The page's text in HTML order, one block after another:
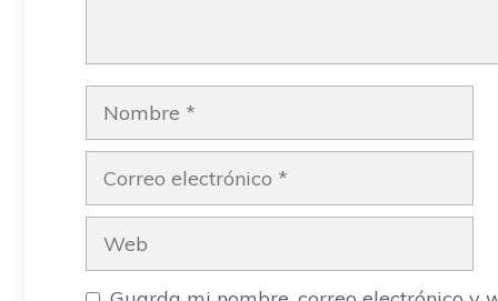
Nombre
Correo
electrónico
Web